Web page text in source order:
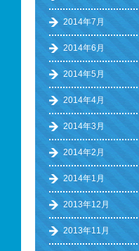
2014年7月
2014年6月
2014年5月
2014年4月
2014年3月
2014年2月
2014年1月
2013年12月
2013年11月